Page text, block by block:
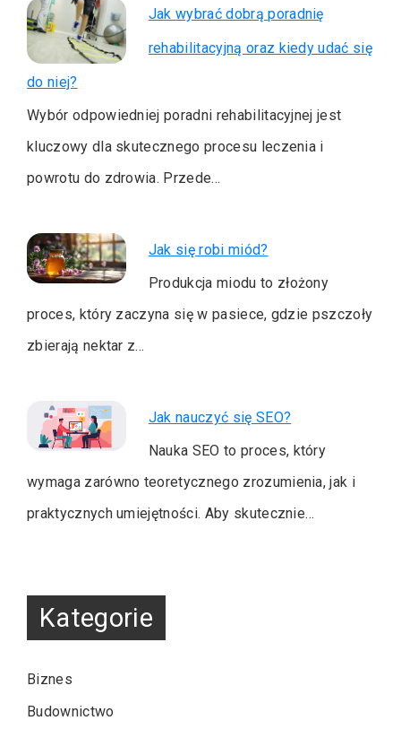
Jak wybrać dobrą poradnię
rehabilitacyjną oraz kiedy udać się
do niej?
Wybór odpowiedniej poradni rehabilitacyjnej jest
kluczowy dla skutecznego procesu leczenia i
powrotu do zdrowia. Przede…
Jak się robi miód?
Produkcja miodu to złożony
proces, który zaczyna się w pasiece, gdzie pszczoły
zbierają nektar z…
Jak nauczyć się SEO?
Nauka SEO to proces, który
wymaga zarówno teoretycznego zrozumienia, jak i
praktycznych umiejętności. Aby skutecznie…
Kategorie
Biznes
Budownictwo